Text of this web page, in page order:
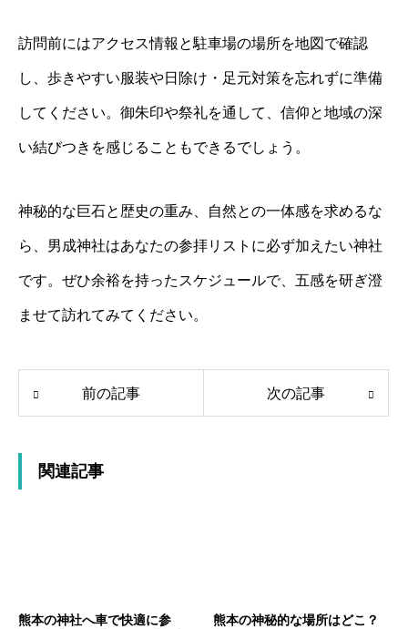
訪問前にはアクセス情報と駐車場の場所を地図で確認
し、歩きやすい服装や日除け・足元対策を忘れずに準備
してください。御朱印や祭礼を通して、信仰と地域の深
い結びつきを感じることもできるでしょう。
神秘的な巨石と歴史の重み、自然との一体感を求めるな
ら、男成神社はあなたの参拝リストに必ず加えたい神社
です。ぜひ余裕を持ったスケジュールで、五感を研ぎ澄
ませて訪れてみてください。
前の記事 次の記事
関連記事
熊本の神社へ車で快適に参
熊本の神秘的な場所はどこ？